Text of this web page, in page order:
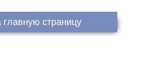
главную страницу